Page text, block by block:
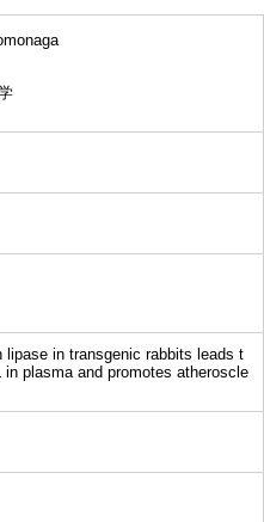
lipase in transgenic rabbits leads t
plasma and promotes atheroscle